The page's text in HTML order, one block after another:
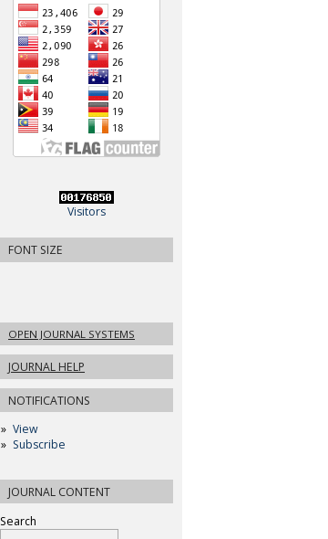
Visitors
FONT SIZE
OPEN JOURNAL SYSTEMS
JOURNAL HELP
NOTIFICATIONS
View
Subscribe
JOURNAL CONTENT
Search